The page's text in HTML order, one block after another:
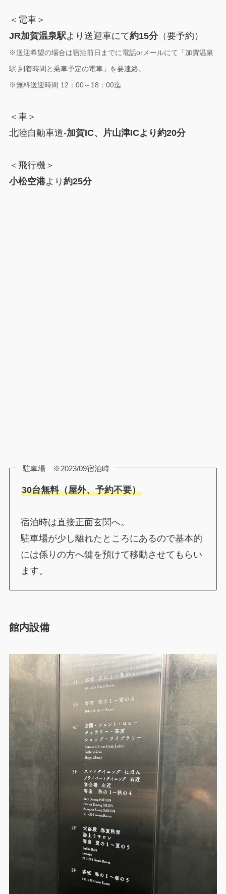
＜電車＞
JR加賀温泉駅より送迎車にて約15分（要予約）
※送迎希望の場合は宿泊前日までに電話orメールにて「加賀温泉
駅 到着時間と乗車予定の電車」を要連絡。
※無料送迎時間 12：00～18：00迄
＜車＞
北陸自動車道-加賀IC、片山津ICより約20分
＜飛行機＞
小松空港より 約25分
駐車場 ※2023/09宿泊時
30台無料（屋外、予約不要）
宿泊時は直接正面玄関へ。
駐車場が少し離れたところにあるので基本的
には係りの方へ鍵を預けて移動させてもらい
ます。
館内設備